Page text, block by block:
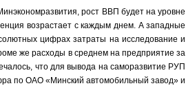
рост ВВП будет на уровне
возрастает с каждым днем. А западные
цифрах затраты на исследование и
же расходы в среднем на предприятие за
что для вывода на саморазвитие РУП
по ОАО «Минский автомобильный завод» и